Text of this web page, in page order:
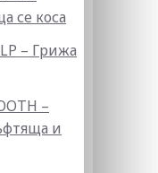
се коса
– Грижа
–
и